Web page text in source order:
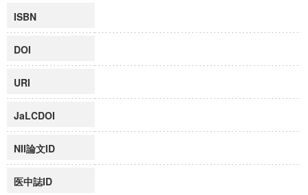
ISBN
DOI
URI
JaLCDOI
NII論文ID
医中誌ID